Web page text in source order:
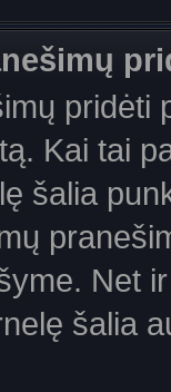
pridėti
Kai tai
šalia
Net
šalia